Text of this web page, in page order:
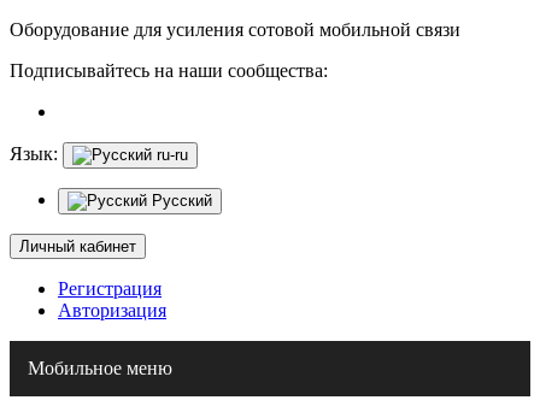
Оборудование для усиления сотовой мобильной связи
Подписывайтесь на наши сообщества:
Язык: ru-ru
Русский
Личный кабинет
Регистрация
Авторизация
Мобильное меню